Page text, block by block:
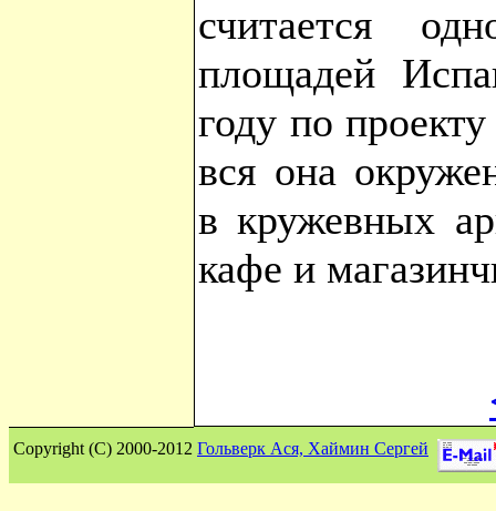
считается
площадей
году по
вся она
в кружевных
кафе и
Сopyright (C) 2000-2012 Гольверк Ася, Хаймин Сергей